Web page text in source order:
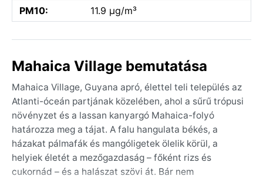
PM10:
11.9 µg/m³
Mahaica Village bemutatása
Mahaica Village, Guyana apró, élettel teli település az
Atlanti-óceán partjának közelében, ahol a sűrű trópusi
növényzet és a lassan kanyargó Mahaica-folyó
határozza meg a tájat. A falu hangulata békés, a
házakat pálmafák és mangóligetek ölelik körül, a
helyiek életét a mezőgazdaság – főként rizs és
cukornád – és a halászat szövi át. Bár nem